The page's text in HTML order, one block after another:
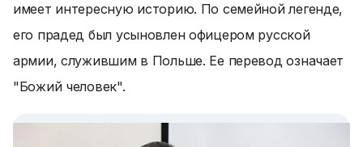
имеет интересную историю. По семейной легенде,
его прадед был усыновлен офицером русской
армии, служившим в Польше. Ее перевод означает
"Божий человек".